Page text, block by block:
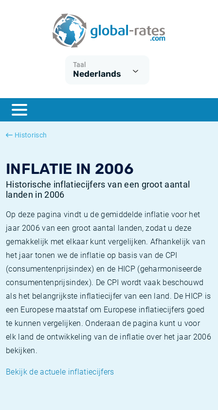
Taal
Nederlands
Historisch
INFLATIE IN 2006
Historische inflatiecijfers van een groot aantal
landen in 2006
Op deze pagina vindt u de gemiddelde inflatie voor het
jaar 2006 van een groot aantal landen, zodat u deze
gemakkelijk met elkaar kunt vergelijken. Afhankelijk van
het jaar tonen we de inflatie op basis van de CPI
(consumentenprijsindex) en de HICP (geharmoniseerde
consumentenprijsindex). De CPI wordt vaak beschouwd
als het belangrijkste inflatiecijfer van een land. De HICP is
een Europese maatstaf om Europese inflatiecijfers goed
te kunnen vergelijken. Onderaan de pagina kunt u voor
elk land de ontwikkeling van de inflatie over het jaar 2006
bekijken.
Bekijk de actuele inflatiecijfers
ESTER
SONIA
Wat is CPI inflatie?
Wat is HICP inflatie?
Nederlandse inflatie - CPI
Amerikaanse inflatie - CPI
Euribor historie
SOFR historie
TONAR historie
Inflatiecalculator